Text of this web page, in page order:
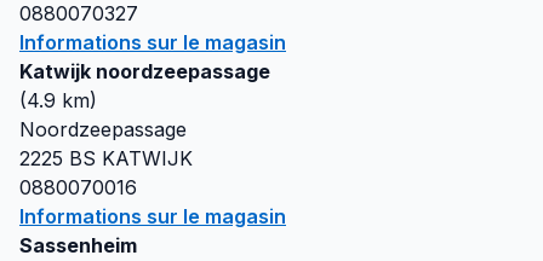
0880070327
Informations sur le magasin
Katwijk noordzeepassage
(4.9 km)
Noordzeepassage
2225 BS KATWIJK
0880070016
Informations sur le magasin
Sassenheim